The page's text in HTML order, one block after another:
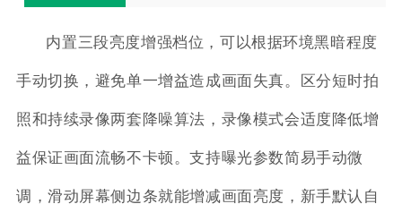
内置三段亮度增强档位，可以根据环境黑暗程度
手动切换，避免单一增益造成画面失真。区分短时拍
照和持续录像两套降噪算法，录像模式会适度降低增
益保证画面流畅不卡顿。支持曝光参数简易手动微
调，滑动屏幕侧边条就能增减画面亮度，新手默认自